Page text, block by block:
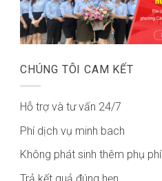
CHÚNG TÔI CAM KẾT
Hỗ trợ và tư vấn 24/7
Phí dịch vụ minh bach
Không phát sinh thêm phụ phí